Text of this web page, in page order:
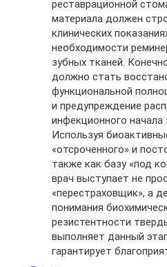
реставрационной
материала должен
клинических
необходимости
зубных тканей.
должно стать
функциональной
и предупреждение
инфекционного начала
Используя
«отсроченного» и
также как базу «под
врач выступает не
«перестраховщик», а
понимания
резистентности
выполняет данный
гарантирует